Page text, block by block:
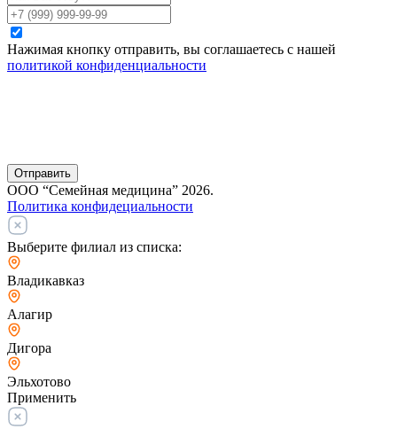
Нажимая кнопку отправить, вы соглашаетесь с нашей
политикой конфиденциальности
Отправить
ООО “Семейная медицина” 2026.
Политика конфидециальности
Выберите филиал из списка:
Владикавказ
Алагир
Дигора
Эльхотово
Применить